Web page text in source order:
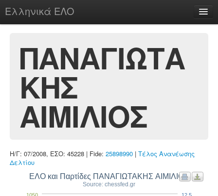
Ελληνικά ΕΛΟ
chesstu.be @ discord
Login
ΠΑΝΑΓΙΩΤΑ
ΚΗΣ
ΑΙΜΙΛΙΟΣ
Η/Γ: 07/2008, ΕΣΟ: 45228 | Fide: 25898990 | Τέλος Ανανέωσης
Δελτίου
ΕΛΟ και Παρτίδες ΠΑΝΑΓΙΩΤΑΚΗΣ ΑΙΜΙΛΙΟΣ
Source: chessfed.gr